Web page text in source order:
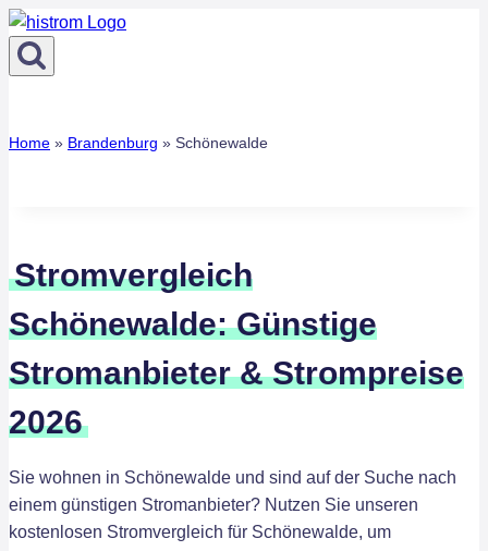
Zum
Inhalt
springen
Home » Brandenburg » Schönewalde
Stromvergleich
Schönewalde: Günstige
Stromanbieter & Strompreise
2026
Sie wohnen in Schönewalde und sind auf der Suche nach
einem günstigen Stromanbieter? Nutzen Sie unseren
kostenlosen Stromvergleich für Schönewalde, um